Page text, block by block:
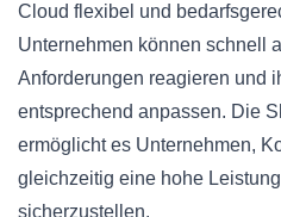
Cloud flexibel und
Unternehmen können schnell
Anforderungen reagieren und
entsprechend anpassen. Die
ermöglicht es Unternehmen,
gleichzeitig eine hohe
sicherzustellen.